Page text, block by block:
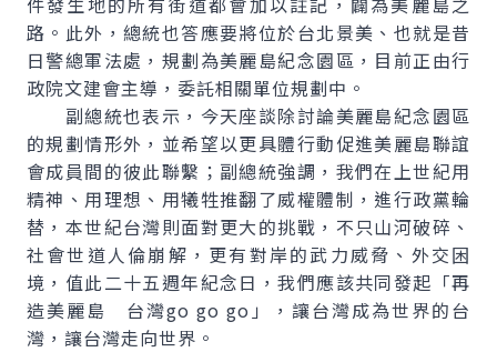
路。此外，總統也答應要將位於台北景美、也就是昔
日警總軍法處，規劃為美麗島紀念園區，目前正由行
政院文建會主導，委託相關單位規劃中。
副總統也表示，今天座談除討論美麗島紀念園區
的規劃情形外，並希望以更具體行動促進美麗島聯誼
會成員間的彼此聯繫；副總統強調，我們在上世紀用
精神、用理想、用犧牲推翻了威權體制，進行政黨輪
替，本世紀台灣則面對更大的挑戰，不只山河破碎、
社會世道人倫崩解，更有對岸的武力威脅、外交困
境，值此二十五週年紀念日，我們應該共同發起「再
造美麗島 台灣go go go」，讓台灣成為世界的台
灣，讓台灣走向世界。